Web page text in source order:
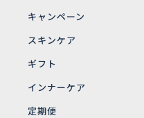
キャンペーン
スキンケア
ギフト
インナーケア
定期便